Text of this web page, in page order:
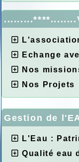
Echange
Nos
Nos Projets
Gestion de
L'Eau :
Qualité eau